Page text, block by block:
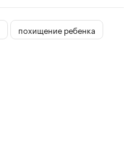
похищение ребенка